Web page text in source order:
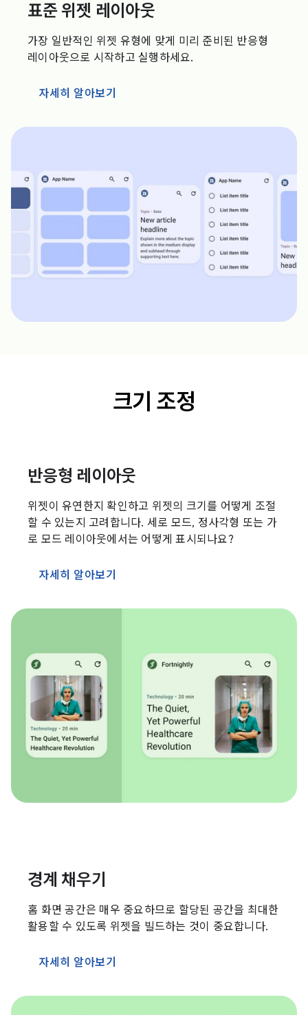
표준 위젯 레이아웃
가장 일반적인 위젯 유형에 맞게 미리 준비된 반응형
레이아웃으로 시작하고 실행하세요.
자세히 알아보기
크기 조정
반응형 레이아웃
위젯이 유연한지 확인하고 위젯의 크기를 어떻게 조절
할 수 있는지 고려합니다. 세로 모드, 정사각형 또는 가
로 모드 레이아웃에서는 어떻게 표시되나요?
자세히 알아보기
경계 채우기
홈 화면 공간은 매우 중요하므로 할당된 공간을 최대한
활용할 수 있도록 위젯을 빌드하는 것이 중요합니다.
자세히 알아보기